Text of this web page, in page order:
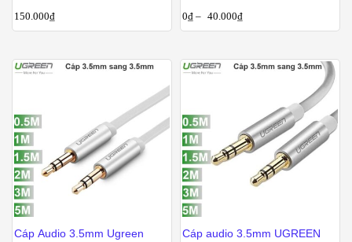
150.000₫ 0₫ – 40.000₫
Cáp Audio 3.5mm Ugreen
Cáp audio 3.5mm UGREEN